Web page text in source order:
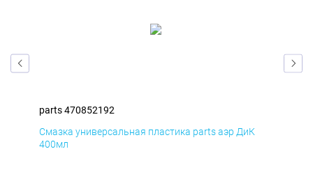
parts 470852192
Смазка универсальная пластика parts аэр ДиК
400мл